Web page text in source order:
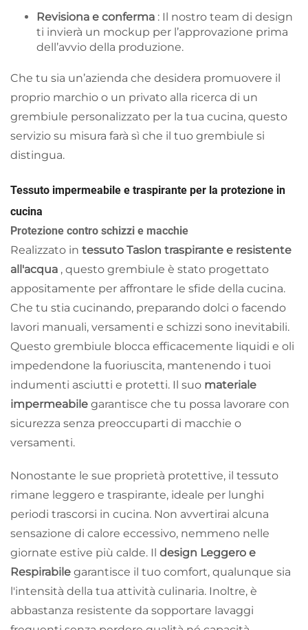
Revisiona e conferma : Il nostro team di design
ti invierà un mockup per l’approvazione prima
dell’avvio della produzione.
Che tu sia un’azienda che desidera promuovere il
proprio marchio o un privato alla ricerca di un
grembiule personalizzato per la tua cucina, questo
servizio su misura farà sì che il tuo grembiule si
distingua.
Tessuto impermeabile e traspirante per la protezione in
cucina
Protezione contro schizzi e macchie
Realizzato in tessuto Taslon traspirante e resistente
all'acqua , questo grembiule è stato progettato
appositamente per affrontare le sfide della cucina.
Che tu stia cucinando, preparando dolci o facendo
lavori manuali, versamenti e schizzi sono inevitabili.
Questo grembiule blocca efficacemente liquidi e oli
impedendone la fuoriuscita, mantenendo i tuoi
indumenti asciutti e protetti. Il suo materiale
impermeabile garantisce che tu possa lavorare con
sicurezza senza preoccuparti di macchie o
versamenti.
Nonostante le sue proprietà protettive, il tessuto
rimane leggero e traspirante, ideale per lunghi
periodi trascorsi in cucina. Non avvertirai alcuna
sensazione di calore eccessivo, nemmeno nelle
giornate estive più calde. Il design Leggero e
Respirabile garantisce il tuo comfort, qualunque sia
l'intensità della tua attività culinaria. Inoltre, è
abbastanza resistente da sopportare lavaggi